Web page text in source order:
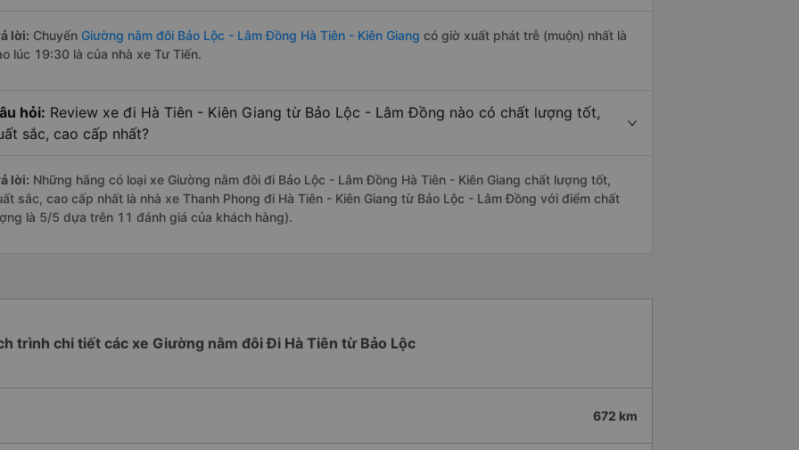
lời: Chuyến Giường nằm đôi Bảo Lộc - Lâm Đồng Hà Tiên - Kiên Giang có giờ xuất phát trễ (muộn) nhất là
lúc 19:30 là của nhà xe Tư Tiến.
hỏi: Review xe đi Hà Tiên - Kiên Giang từ Bảo Lộc - Lâm Đồng nào có chất lượng tốt,
sắc, cao cấp nhất?
lời: Những hãng có loại xe Giường nằm đôi đi Bảo Lộc - Lâm Đồng Hà Tiên - Kiên Giang chất lượng tốt,
sắc, cao cấp nhất là nhà xe Thanh Phong đi Hà Tiên - Kiên Giang từ Bảo Lộc - Lâm Đồng với điểm chất
là 5/5 dựa trên 11 đánh giá của khách hàng).
trình chi tiết các xe Giường nằm đôi Đi Hà Tiên từ Bảo Lộc
672 km